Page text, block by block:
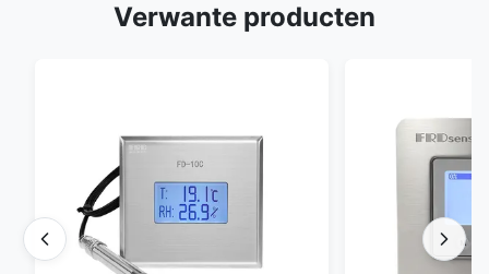
Verwante producten